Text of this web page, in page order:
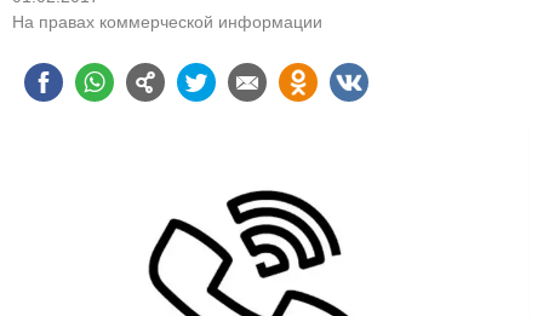
На правах коммерческой информации